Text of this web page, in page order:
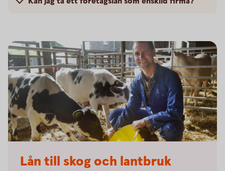
Lån till skog och lantbruk